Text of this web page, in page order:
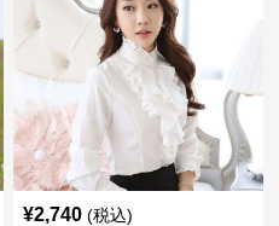
¥2,740 (税込)